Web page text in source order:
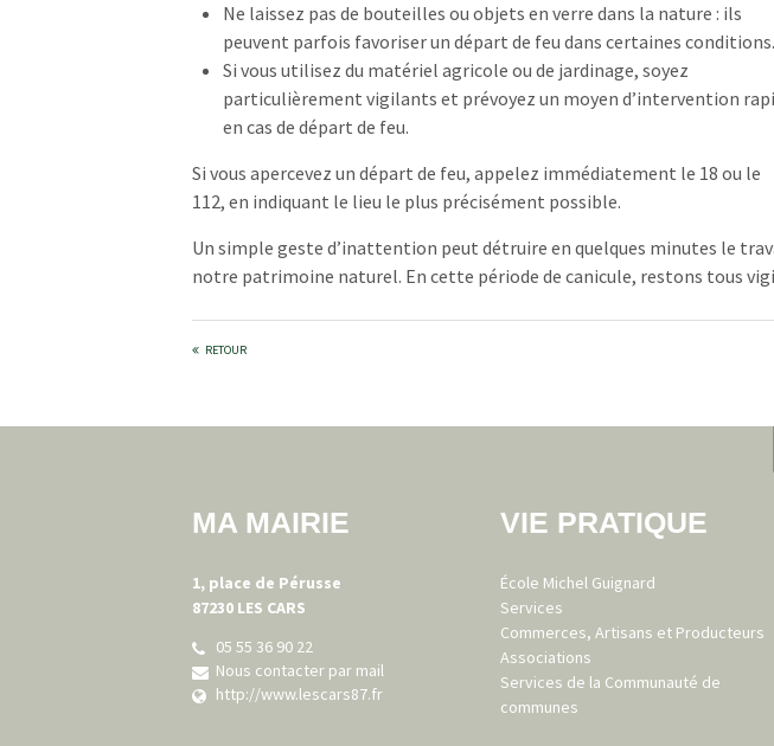
Ne laissez pas de bouteilles ou objets en verre dans la nature : ils
peuvent parfois favoriser un départ de feu dans certaines conditions.
Si vous utilisez du matériel agricole ou de jardinage, soyez
particulièrement vigilants et prévoyez un moyen d’intervention
en cas de départ de feu.
Si vous apercevez un départ de feu, appelez immédiatement le 18 ou le
112, en indiquant le lieu le plus précisément possible.
Un simple geste d’inattention peut détruire en quelques minutes le
notre patrimoine naturel. En cette période de canicule, restons tous
RETOUR
MA MAIRIE
1, place de Pérusse
87230 LES CARS
05 55 36 90 22
Nous contacter par mail
http://www.lescars87.fr
VIE PRATIQUE
École Michel Guignard
Services
Commerces, Artisans et Producteurs
Associations
Services de la Communauté de
communes